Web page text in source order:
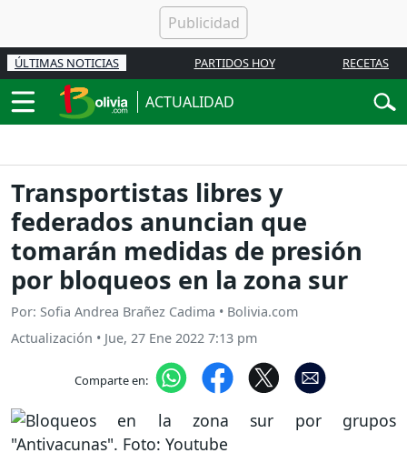
ÚLTIMAS NOTICIAS PARTIDOS HOY RECETAS
ACTUALIDAD
Transportistas libres y
federados anuncian que
tomarán medidas de presión
por bloqueos en la zona sur
Por: Sofia Andrea Brañez Cadima • Bolivia.com
Actualización • Jue, 27 Ene 2022 7:13 pm
Comparte en: